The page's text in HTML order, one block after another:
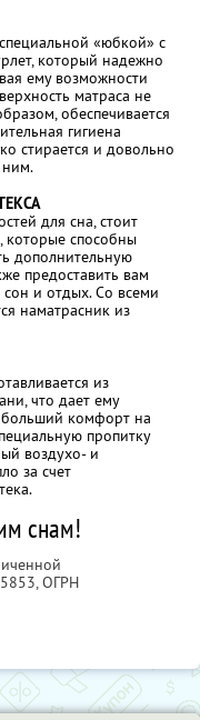
«юбкой» с
который надежно
ему возможности
матраса не
обеспечивается
гигиена
стирается и довольно
ним.
для сна, стоит
которые способны
дополнительную
предоставить вам
и отдых. Со всеми
наматрасник из
из
что дает ему
больший комфорт на
пропитку
воздухо- и
за счет
снам!
, ОГРН